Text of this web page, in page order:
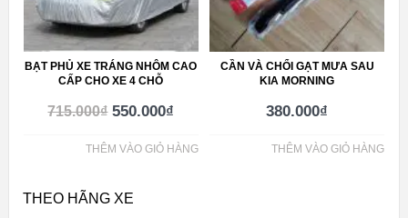
BẠT PHỦ XE TRÁNG NHÔM CAO
CẤP CHO XE 4 CHỖ
715.000₫ 550.000₫
THÊM VÀO GIỎ HÀNG
CẦN VÀ CHỔI GẠT MƯA SAU
KIA MORNING
380.000₫
THÊM VÀO GIỎ HÀNG
THEO HÃNG XE